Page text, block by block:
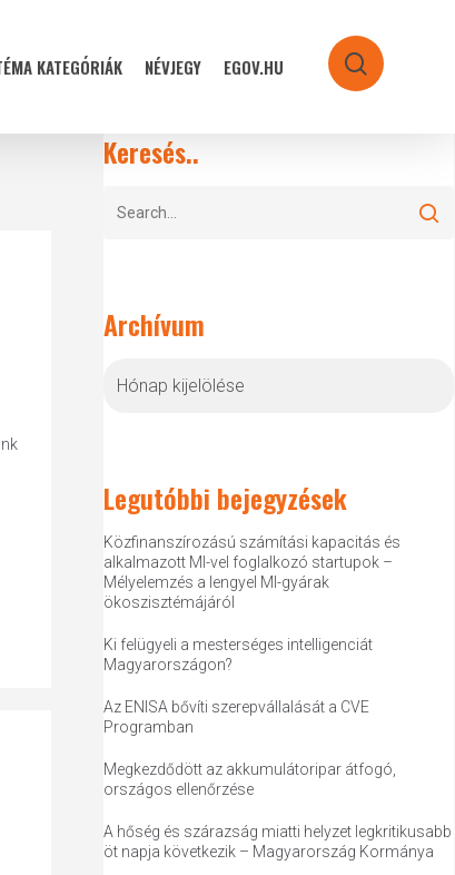
KATEGÓRIÁK NÉVJEGY EGOV.HU search
Keresés..
Archívum
Legutóbbi bejegyzések
Közfinanszírozású számítási kapacitás és
alkalmazott MI-vel foglalkozó startupok –
Mélyelemzés a lengyel MI-gyárak
ökoszisztémájáról
Ki felügyeli a mesterséges intelligenciát
Magyarországon?
Az ENISA bővíti szerepvállalását a CVE
Programban
Megkezdődött az akkumulátoripar átfogó,
országos ellenőrzése
A hőség és szárazság miatti helyzet legkritikusabb
öt napja következik – Magyarország Kormánya